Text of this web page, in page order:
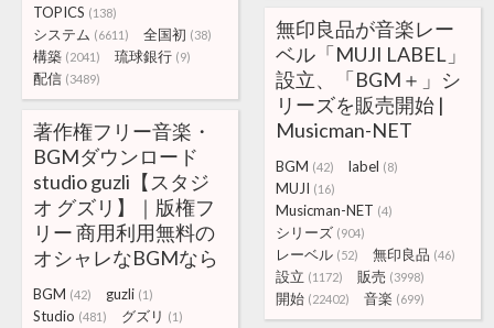
TOPICS (138)
システム (6611) 全国初 (38)
構築 (2041) 琉球銀行 (9)
配信 (3489)
無印良品が音楽レー
ベル「MUJI LABEL」
設立、「BGM＋」シ
リーズを販売開始 |
Musicman-NET
BGM (42) label (8)
MUJI (16)
Musicman-NET (4)
シリーズ (904)
レーベル (52) 無印良品 (46)
設立 (1172) 販売 (3998)
開始 (22402) 音楽 (699)
著作権フリー音楽・
BGMダウンロード
studio guzli【スタジ
オ グズリ】｜版権フ
リー 商用利用無料の
オシャレなBGMなら
BGM (42) guzli (1)
Studio (481) グズリ (1)